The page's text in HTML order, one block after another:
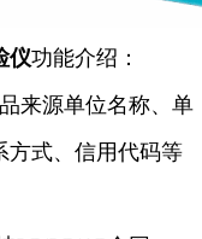
仪功能介绍：
来源单位名称、单
方式、信用代码等